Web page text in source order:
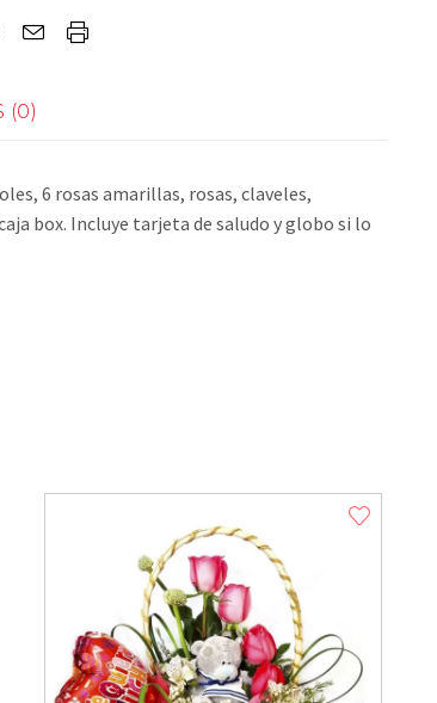
(0)
6 rosas amarillas, rosas, claveles,
box. Incluye tarjeta de saludo y globo si lo